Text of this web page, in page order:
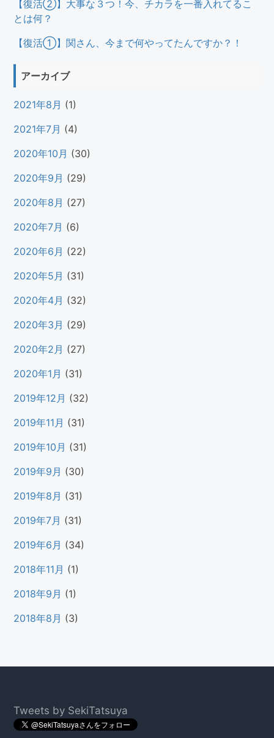
【復活②】大事な３つ！今、チカラを一番入れてるこ
とは何？
【復活①】関さん、今まで何やってたんですか？！
アーカイブ
2021年8月 (1)
2021年7月 (4)
2020年10月 (30)
2020年9月 (29)
2020年8月 (27)
2020年7月 (6)
2020年6月 (22)
2020年5月 (31)
2020年4月 (32)
2020年3月 (29)
2020年2月 (27)
2020年1月 (31)
2019年12月 (32)
2019年11月 (31)
2019年10月 (31)
2019年9月 (30)
2019年8月 (31)
2019年7月 (31)
2019年6月 (34)
2018年11月 (1)
2018年9月 (1)
2018年8月 (3)
Footer
Tweets by SekiTatsuya